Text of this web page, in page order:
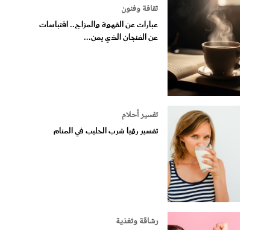
ثقافة وفنون
عبارات عن القهوة والمزاج.. اقتباسات
عن الفنجان الذي يمن...
تفسير أحلام
تفسير رؤيا شرب الحليب في المنام
رشاقة وتغذية